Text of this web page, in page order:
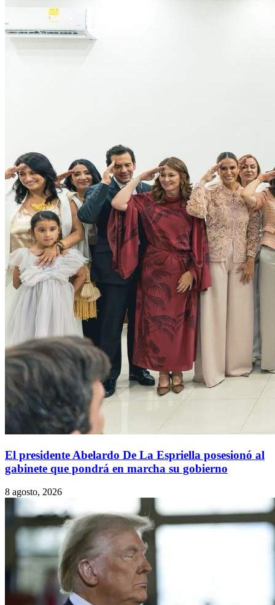
El presidente Abelardo De La Espriella posesionó al
gabinete que pondrá en marcha su gobierno
8 agosto, 2026